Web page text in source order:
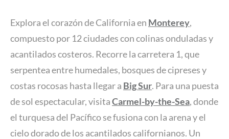
Explora el corazón de California en Monterey,
compuesto por 12 ciudades con colinas onduladas y
acantilados costeros. Recorre la carretera 1, que
serpentea entre humedales, bosques de cipreses y
costas rocosas hasta llegar a Big Sur. Para una puesta
de sol espectacular, visitaCarmel-by-the-Sea, donde
el turquesa del Pacífico se fusiona con la arena y el
cielo dorado de los acantilados californianos. Un